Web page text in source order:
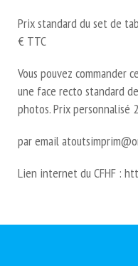
Prix standard du set de
€ TTC
Vous pouvez commander
une face recto standard
photos. Prix personnalisé
par email
Lien internet du CFHF :